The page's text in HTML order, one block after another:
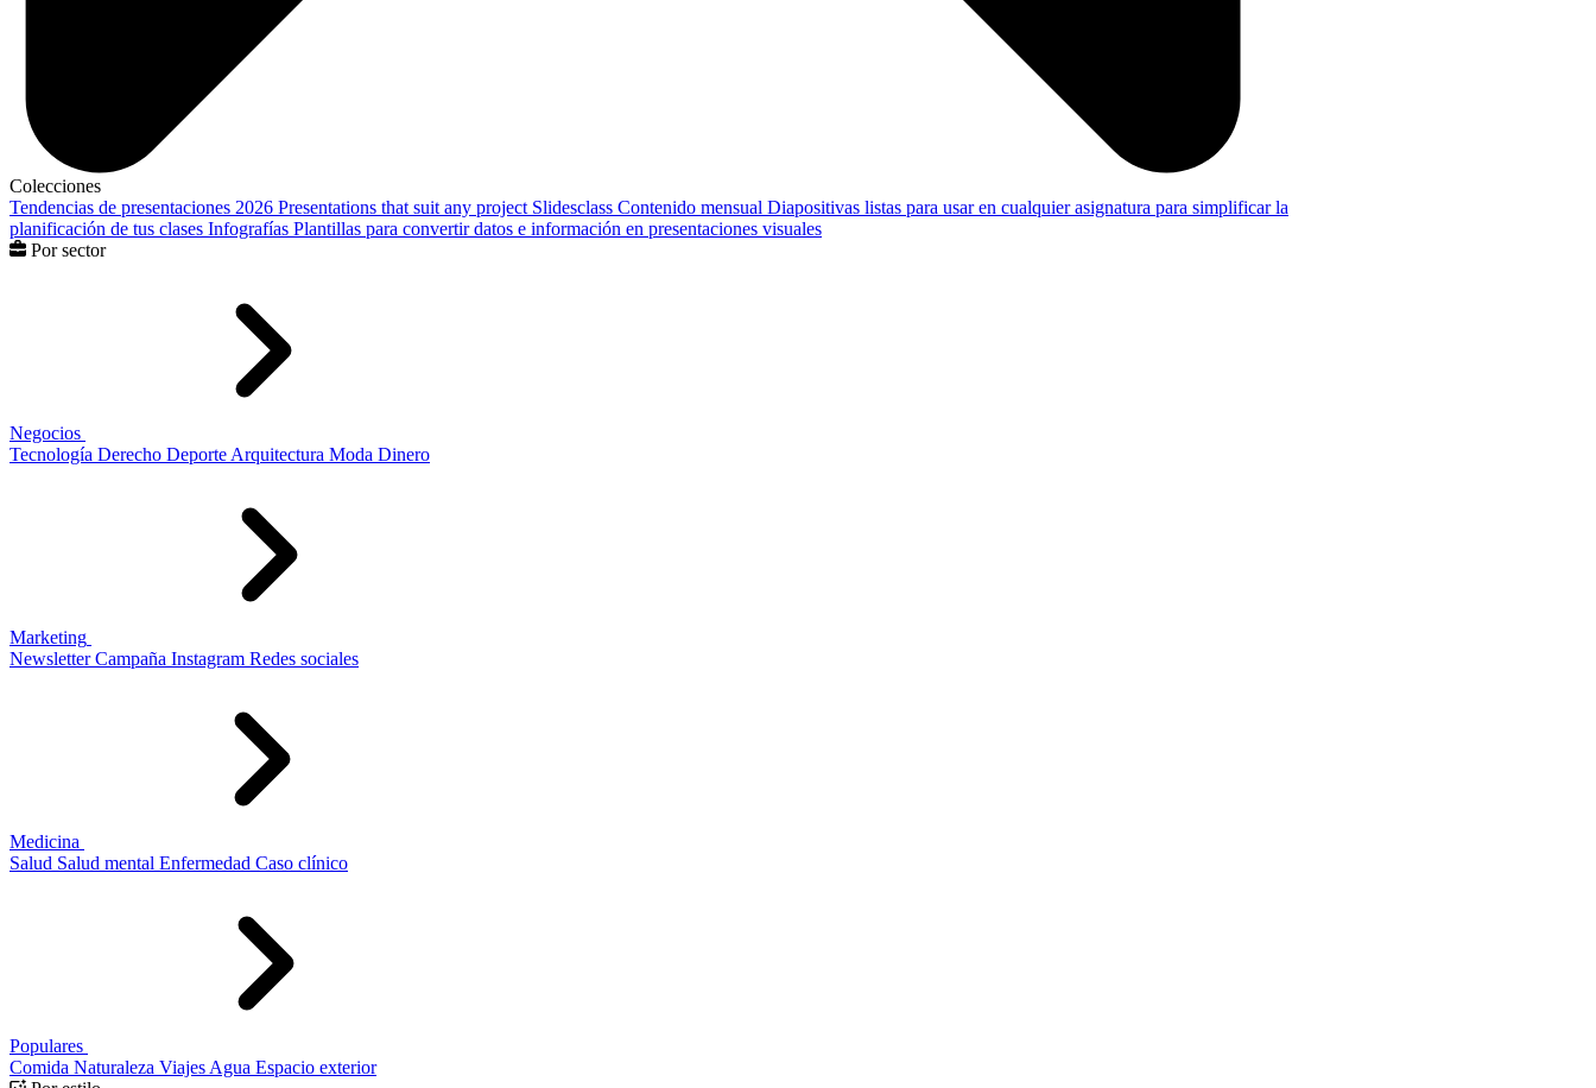
Colecciones
Tendencias de presentaciones 2026 Presentations that suit any project Slidesclass Contenido mensual Diapositivas listas para usar en cualquier asignatura para simplificar la
planificación de tus clases Infografías Plantillas para convertir datos e información en presentaciones visuales
Por sector
Negocios
Tecnología Derecho Deporte Arquitectura Moda Dinero
Marketing
Newsletter Campaña Instagram Redes sociales
Medicina
Salud Salud mental Enfermedad Caso clínico
Populares
Comida Naturaleza Viajes Agua Espacio exterior